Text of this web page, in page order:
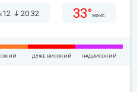
20:32 33° макс.
ДУЖЕ ВИСОКИЙ НАДВИСОКИЙ